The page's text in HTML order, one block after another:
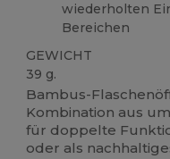
wiederholten
Bereichen
GEWICHT
39 g.
Bambus-
Kombination aus
für doppelte
oder als